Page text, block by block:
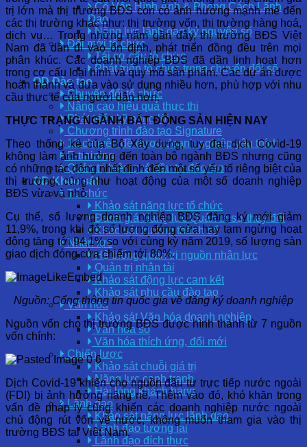
Cố Vấn Hình Ảnh & Phong Cách Lãnh
Đạo
Năng lực lãnh đạo kỷ nguyên số
Đổi mới tổ chức
Tái cơ cấu tổ chức
Phát triển tổ chức trong chuyển đổi số
OD Đào tạo
Chuyển đổi tổ chức
Nâng cao hiệu quả thực thi
Phát triển kỹ năng lõi
Chương trình đào tạo Signature
12 chuyên đề được doanh nghiệp yêu thích
E-training
Quản trị hiệu quả đầu tư đào tạo
OD Khảo sát
Tổ chức
Khảo sát năng lực tổ chức
Đánh giá Năng lực Quản trị sự thay đổi
Khảo sát trưởng thành số
Nhân lực
Hệ thống quản trị nguồn nhân lực
Quản trị nhân tài
Khảo sát động lực cam kết
Khảo sát nhu cầu đào tạo
Văn hóa
Khảo sát Văn hóa doanh nghiệp
Văn hóa số
Văn hóa thích ứng, đổi mới
Chiến lược
Khảo sát chuỗi giá trị
Năng lực cạnh tranh
Hài lòng khách hàng
Lãnh đạo
Khảo sát năng lực lãnh đạo
Lãnh đạo tương lai
Lãnh đạo đích thực
trị lớn mà thị trường BĐS còn có ảnh hưởng mạnh mẽ đến
các thị trường khác như: thị trường vốn, thị trường hàng hoá,
dịch vụ… Trong những năm gần đây, thị trường BĐS Việt
Nam đã dần đi vào ổn định, phát triển đồng đều trên mọi
phân khúc. Các doanh nghiệp BĐS đã dần linh hoạt hơn
trong cơ cấu loại hình và quy mô sản phẩm. Các dự án được
hoàn thành và đưa vào sử dụng nhiều hơn, phù hợp với nhu
cầu thực tế của người dân hơn.
THỰC TRẠNG NGÀNH BẤT ĐỘNG SẢN HIỆN NAY
Theo thống kê của Bộ Xây dựng, tuy đại dịch Covid-19
không làm ảnh hưởng đến toàn bộ ngành BĐS nhưng cũng
có những tác động nhất định đến một số yếu tố riêng biệt của
thị trường, cũng như hoạt động của một số doanh nghiệp
BĐS vừa và nhỏ.
Cụ thể, số lượng doanh nghiệp BĐS đăng ký mới giảm
11,9%, trong khi đó số lượng đóng cửa hay tạm ngừng hoạt
động tăng tới 94,1% so với cùng kỳ năm 2019, số lượng sàn
giao dịch đóng cửa chiếm tới 80%.
Nguồn: Cổng thông tin quốc gia về đăng ký doanh nghiệp
Nguồn vốn cho thị trường BĐS được hình thành từ 7 nguồn
vốn chính:
Dịch Covid-19 khiến cho nguồn đầu tư trực tiếp nước ngoài
(FDI) bị ảnh hưởng nặng nề. Thêm vào đó, khó khăn trong
vấn đề pháp lý cũng khiến các doanh nghiệp nước ngoài
chủ động rút vốn về nước, không muốn tham gia vào thị
trường BĐS tại Việt Nam.